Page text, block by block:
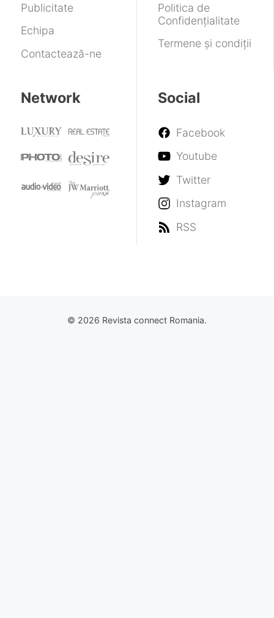
Publicitate
Echipa
Contactează-ne
Politica de
Confidențialitate
Termene și condiții
Network Social
Facebook
Youtube
Twitter
Instagram
RSS
© 2026 Revista connect Romania.